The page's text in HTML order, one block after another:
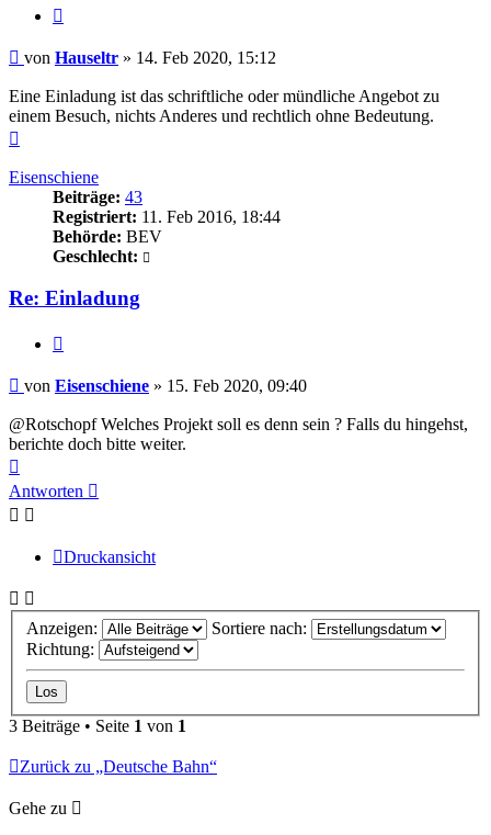
Beitrag
von Hauseltr » 14. Feb 2020, 15:12
Eine Einladung ist das schriftliche oder mündliche Angebot zu
einem Besuch, nichts Anderes und rechtlich ohne Bedeutung.
Eisenschiene
Beiträge: 43
Registriert: 11. Feb 2016, 18:44
Behörde: BEV
Geschlecht:
Re: Einladung
Beitrag
von Eisenschiene » 15. Feb 2020, 09:40
@Rotschopf Welches Projekt soll es denn sein ? Falls du hingehst,
berichte doch bitte weiter.
oben
Antworten
Druckansicht
Anzeigen:
Sortiere nach:
Richtung:
3 Beiträge • Seite 1 von 1
Zurück zu „Deutsche Bahn“
Gehe zu